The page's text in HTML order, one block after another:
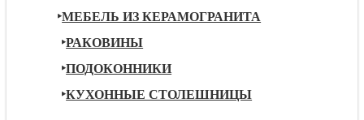
МЕБЕЛЬ ИЗ КЕРАМОГРАНИТА
РАКОВИНЫ
ПОДОКОННИКИ
КУХОННЫЕ СТОЛЕШНИЦЫ